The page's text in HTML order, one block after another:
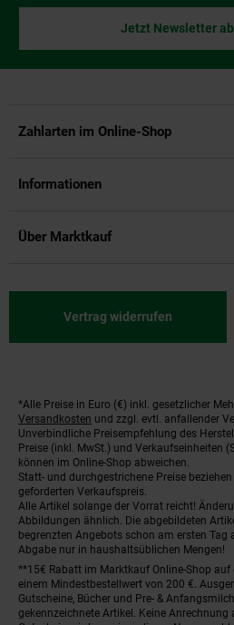
Jetzt Newsletter
Zahlarten im Online-Shop
Informationen
Über Marktkauf
Vertrag widerrufen
Fußnoten
*Alle Preise in Euro (€) inkl. gesetzlicher
Versandkosten und zzgl. evtl. anfallender
Unverbindliche Preisempfehlung des
Preise (inkl. MwSt.) und Verkaufseinheiten
können im Online-Shop abweichen.
Statt- und durchgestrichene Preise
geforderten Verkaufspreis.
Alle Artikel solange der Vorrat reicht!
Abbildungen ähnlich. Die abgebildeten
begrenzten Angebots schon am ersten Tag
Abgabe nur in haushaltsüblichen Mengen!
**15€ Rabatt im Marktkauf Online-Shop
einem Mindestbestellwert von 200 €.
Gutscheine, Bücher und Pre- &
gekennzeichnete Artikel. Keine Anrechnung